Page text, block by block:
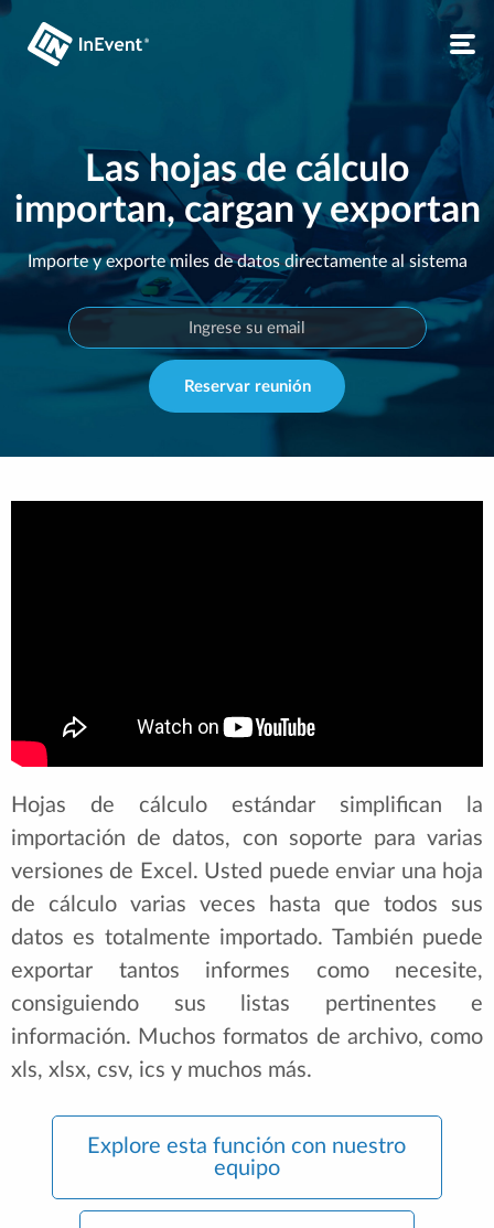
Las hojas de cálculo
importan, cargan y exportan
Importe y exporte miles de datos directamente al sistema
Reservar reunión
Hojas de cálculo estándar simplifican la
importación de datos, con soporte para varias
versiones de Excel. Usted puede enviar una hoja
de cálculo varias veces hasta que todos sus
datos es totalmente importado. También puede
exportar tantos informes como necesite,
consiguiendo sus listas pertinentes e
información. Muchos formatos de archivo, como
xls, xlsx, csv, ics y muchos más.
Explore esta función con nuestro
equipo